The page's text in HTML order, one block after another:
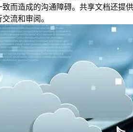
而造成的沟通障碍。共享文档还提
流和审阅。